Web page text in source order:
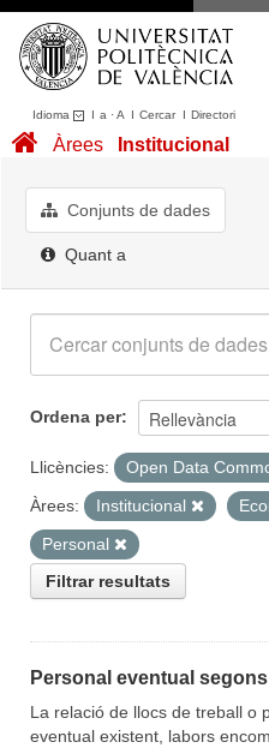
Idioma I a ·A I CercarI Directori
Conjunts de dades
Quant a
Àrees Institucional
Conjunts de dades
Quant a
Ordena per
Llicències:
Open Data
Àrees:
Institucional
Personal
Filtrar resultats
Personal eventual
La relació de llocs de treball o
eventual existent, labors